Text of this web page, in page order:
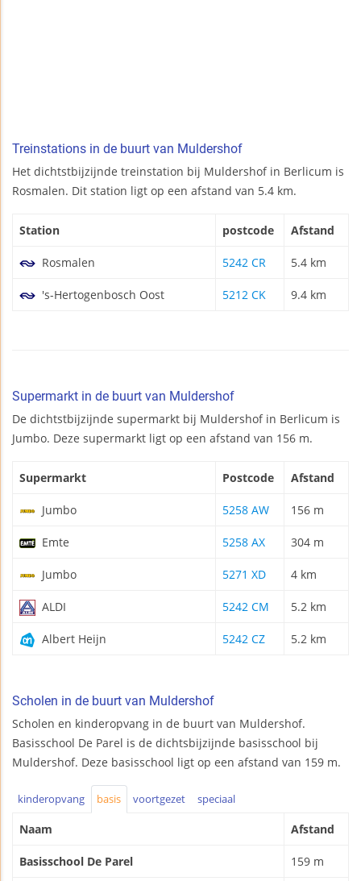
Treinstations in de buurt van Muldershof
Het dichtstbijzijnde treinstation bij Muldershof in Berlicum is
Rosmalen. Dit station ligt op een afstand van 5.4 km.
Station postcode Afstand
Rosmalen 5242 CR 5.4 km
's-Hertogenbosch Oost 5212 CK 9.4 km
Supermarkt in de buurt van Muldershof
De dichtstbijzijnde supermarkt bij Muldershof in Berlicum is
Jumbo. Deze supermarkt ligt op een afstand van 156 m.
Supermarkt Postcode Afstand
Jumbo 5258 AW 156 m
Emte 5258 AX 304 m
Jumbo 5271 XD 4 km
ALDI 5242 CM 5.2 km
Albert Heijn 5242 CZ 5.2 km
Scholen in de buurt van Muldershof
Scholen en kinderopvang in de buurt van Muldershof.
Basisschool De Parel is de dichtsbijzijnde basisschool bij
Muldershof. Deze basisschool ligt op een afstand van 159 m.
kinderopvang basis voortgezet speciaal
Naam Afstand
Basisschool De Parel 159 m